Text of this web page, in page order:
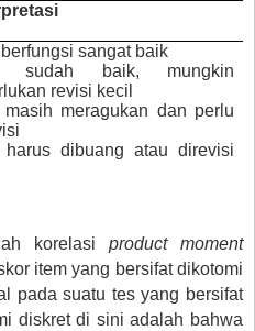
berfungsi sangat baik
sudah baik, mungkin
revisi kecil
masih meragukan dan perlu
harus dibuang atau direvisi
korelasi product moment
item yang bersifat dikotomi
pada suatu tes yang bersifat
diskret di sini adalah bahwa